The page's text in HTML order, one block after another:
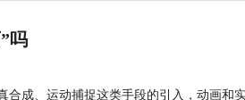
吗
合成、运动捕捉这类手段的引入，动画和